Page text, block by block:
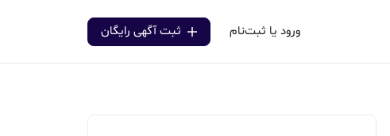
ورود یا ثبت‌نام ثبت آگهی رایگان